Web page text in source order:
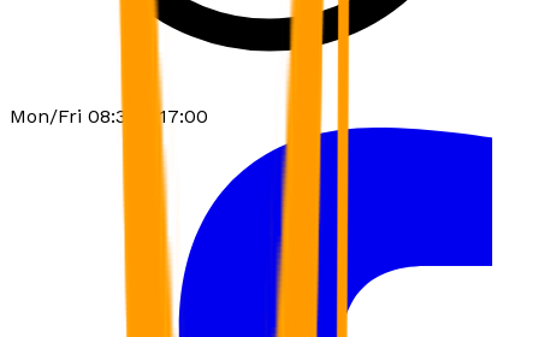
Mon/Fri 08:30 - 17:00